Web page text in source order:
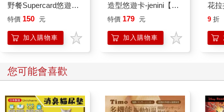
野餐Supercard悠遊卡-
辣椒醬熊【受託代銷】
特價 150 元
加入購物車
造型悠遊卡-jenini【受
託代銷】
特價 179 元
加入購物車
花
9 折
您可能會喜歡